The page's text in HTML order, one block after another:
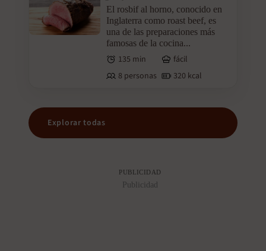
El rosbif al horno, conocido en
Inglaterra como roast beef, es
una de las preparaciones más
famosas de la cocina...
135 min
fácil
8 personas
320 kcal
Explorar todas
PUBLICIDAD
Publicidad